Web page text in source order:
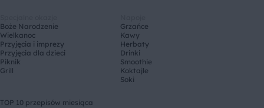
Boże Narodzenie
Wielkanoc
Przyjęcia i imprezy
Przyjęcia dla dzieci
Piknik
Grill
Grzańce
Kawy
Herbaty
Drinki
Smoothie
Koktajle
Soki
TOP 10 przepisów miesiąca